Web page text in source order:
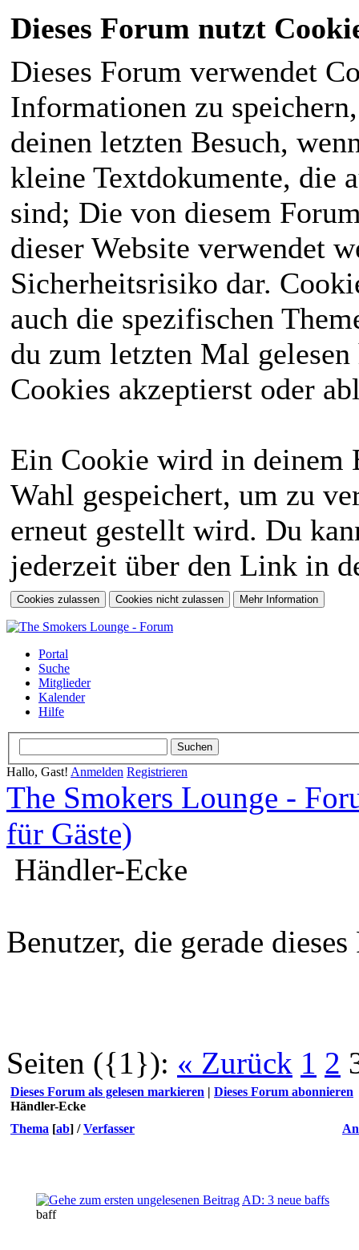
Dieses Forum nutzt
Dieses Forum verwendet
Informationen zu
deinen letzten Besuch,
kleine Textdokumente, die
sind; Die von diesem
dieser Website verwendet
Sicherheitsrisiko dar.
auch die spezifischen
du zum letzten Mal
Cookies akzeptierst oder
Ein Cookie wird in deinem
Wahl gespeichert, um zu
erneut gestellt wird. Du
jederzeit über den Link in
Portal
Suche
Mitglieder
Kalender
Hilfe
Hallo, Gast! Anmelden Registrieren
The Smokers Lounge -
für Gäste)
Händler-Ecke
Benutzer, die gerade
Seiten ({1}): « Zurück 1 2
Dieses Forum als gelesen markieren | Dieses Forum abonnieren
Händler-Ecke
Thema [ab] /Verfasser
AD: 3 neue baffs
baff